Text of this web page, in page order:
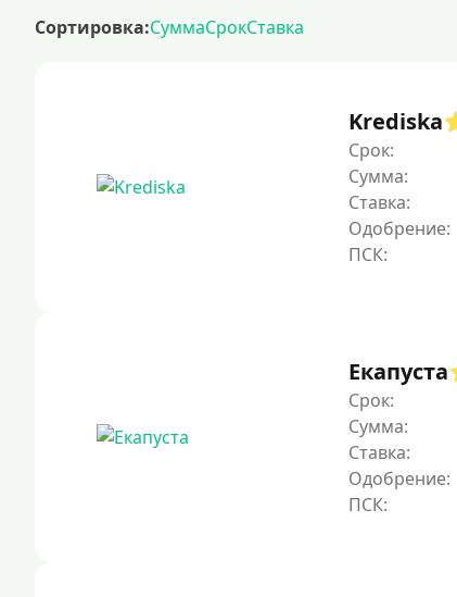
рефинансирование займов
калькулятор займов
Сортировка:СуммаСрокСтавка
Krediska
Срок:
Сумма:
Ставка:
Одобрение:
Екапуста
Срок:
Сумма:
Ставка:
Одобрение: